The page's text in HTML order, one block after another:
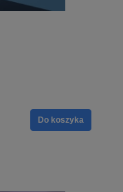
Do koszyka